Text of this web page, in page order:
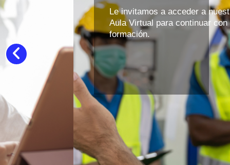
Le invitamos a acceder a nuestra
Aula Virtual para continuar con su
formación.